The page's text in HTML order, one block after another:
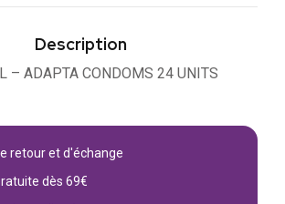
Description
– ADAPTA CONDOMS 24 UNITS
retour et d'échange
dès 69€